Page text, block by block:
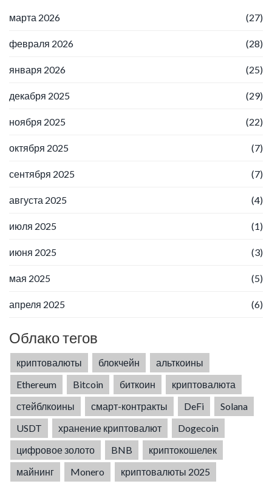
марта 2026 (27)
февраля 2026 (28)
января 2026 (25)
декабря 2025 (29)
ноября 2025 (22)
октября 2025 (7)
сентября 2025 (7)
августа 2025 (4)
июля 2025 (1)
июня 2025 (3)
мая 2025 (5)
апреля 2025 (6)
Облако тегов
криптовалюты блокчейн
альткоины
Ethereum
Bitcoin биткоин
криптовалюта
стейблкоины
смарт-контракты DeFi
Solana
USDT
хранение криптовалют
Dogecoin
цифровое золото
BNB
криптокошелек
майнинг
Monero криптовалюты 2025